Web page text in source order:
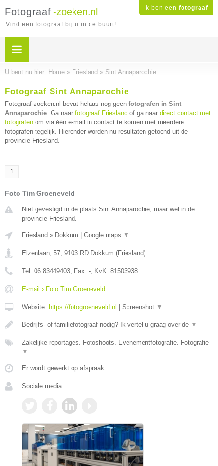
Ik ben een fotograaf
Fotograaf -zoeken.nl
Vind een fotograaf bij u in de buurt!
U bent nu hier: Home » Friesland » Sint Annaparochie
Fotograaf Sint Annaparochie
Fotograaf-zoeken.nl bevat helaas nog geen fotografen in Sint
Annaparochie. Ga naar fotograaf Friesland of ga naar direct contact met
fotografen om via één e-mail in contact te komen met meerdere
fotografen tegelijk. Hieronder worden nu resultaten getoond uit de
provincie Friesland.
1
Foto Tim Groeneveld
Niet gevestigd in de plaats Sint Annaparochie, maar wel in de
provincie Friesland.
Friesland » Dokkum Google maps ▼
Elzenlaan, 57, 9103 RD Dokkum (Friesland)
Tel: 06 83449403, Fax: -, KvK: 81503938
E-mail › Foto Tim Groeneveld
Website: https://fotogroeneveld.nl Screenshot ▼
Bedrijfs- of familiefotograaf nodig? Ik vertel u graag over de ▼
Zakelijke reportages, Fotoshoots, Evenementfotografie, Fotografie
▼
Er wordt gewerkt op afspraak.
Sociale media: